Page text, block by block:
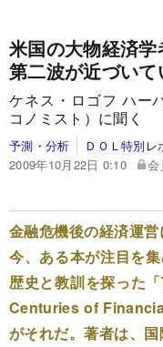
米国の大物経済学
第二波が近づいて
ケネス・ロゴフ ハー
コノミスト）に聞く
予測・分析
ＤＯＬ特別レ
2009年10月22日 0:10
会
金融危機後の経済運
今、ある本が注目を
歴史と教訓を探った
Centuries of
がそれだ。著者は、